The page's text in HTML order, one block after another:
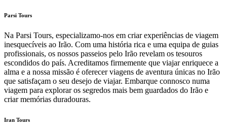
Parsi Tours
Na Parsi Tours, especializamo-nos em criar experiências de viagem
inesquecíveis ao Irão. Com uma história rica e uma equipa de guias
profissionais, os nossos passeios pelo Irão revelam os tesouros
escondidos do país. Acreditamos firmemente que viajar enriquece a
alma e a nossa missão é oferecer viagens de aventura únicas no Irão
que satisfaçam o seu desejo de viajar. Embarque connosco numa
viagem para explorar os segredos mais bem guardados do Irão e
criar memórias duradouras.
Iran Tours